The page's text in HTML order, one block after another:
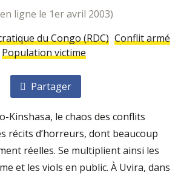
en ligne le 1er avril 2003)
du Congo (RDC) Conflit armé
Population victime
Partager
Kinshasa, le chaos des conflits
récits d’horreurs, dont beaucoup
réelles. Se multiplient ainsi les
et les viols en public. À Uvira, dans